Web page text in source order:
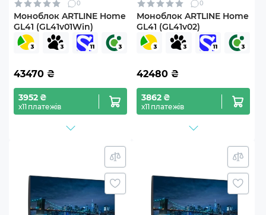
0
Моноблок ARTLINE Home
GL41 (GL41v01Win)
43470 ₴
3952 ₴
х11 платежів
0
Моноблок ARTLINE Home
GL41 (GL41v02)
42480 ₴
3862 ₴
х11 платежів